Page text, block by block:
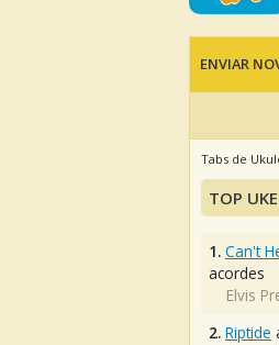
ENVIAR
Tabs de
TOP
1. Can't
acordes
Elvis
2. Riptide